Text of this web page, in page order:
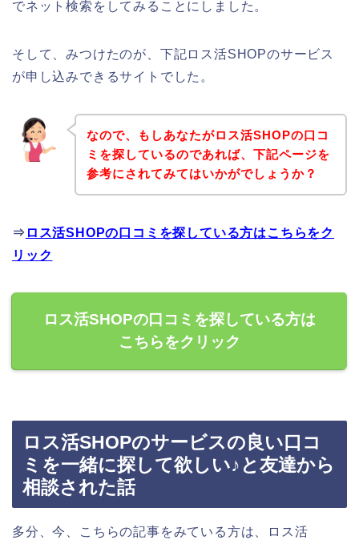
でネット検索をしてみることにしました。
そして、みつけたのが、下記ロス活SHOPのサービス
が申し込みできるサイトでした。
なので、もしあなたがロス活SHOPの口コ
ミを探しているのであれば、下記ページを
参考にされてみてはいかがでしょうか？
⇒ ロス活SHOPの口コミを探している方はこちらをク
リック
ロス活SHOPの口コミを探している方は
こちらをクリック
ロス活SHOPのサービスの良い口コ
ミを一緒に探して欲しい♪と友達から
相談された話
多分、今、こちらの記事をみている方は、ロス活